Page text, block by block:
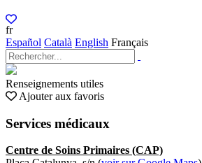
fr
Español Català English Français
Renseignements utiles
Ajouter aux favoris
Services médicaux
Centre de Soins Primaires (CAP)